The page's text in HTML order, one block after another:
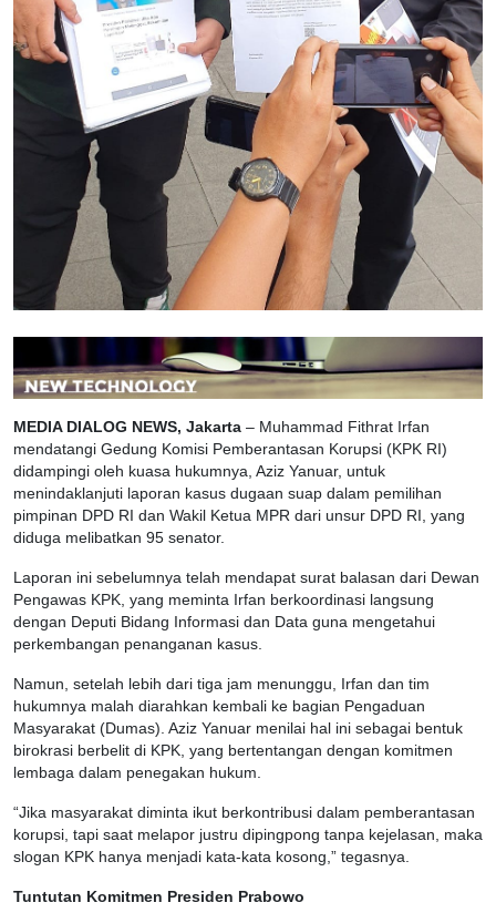
MEDIA DIALOG NEWS, Jakarta – Muhammad Fithrat Irfan
mendatangi Gedung Komisi Pemberantasan Korupsi (KPK RI)
didampingi oleh kuasa hukumnya, Aziz Yanuar, untuk
menindaklanjuti laporan kasus dugaan suap dalam pemilihan
pimpinan DPD RI dan Wakil Ketua MPR dari unsur DPD RI, yang
diduga melibatkan 95 senator.
Laporan ini sebelumnya telah mendapat surat balasan dari Dewan
Pengawas KPK, yang meminta Irfan berkoordinasi langsung
dengan Deputi Bidang Informasi dan Data guna mengetahui
perkembangan penanganan kasus.
Namun, setelah lebih dari tiga jam menunggu, Irfan dan tim
hukumnya malah diarahkan kembali ke bagian Pengaduan
Masyarakat (Dumas). Aziz Yanuar menilai hal ini sebagai bentuk
birokrasi berbelit di KPK, yang bertentangan dengan komitmen
lembaga dalam penegakan hukum.
“Jika masyarakat diminta ikut berkontribusi dalam pemberantasan
korupsi, tapi saat melapor justru dipingpong tanpa kejelasan, maka
slogan KPK hanya menjadi kata-kata kosong,” tegasnya.
Tuntutan Komitmen Presiden Prabowo